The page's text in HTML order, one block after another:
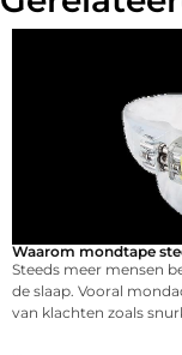
Waarom mondtape
Steeds meer mensen
de slaap. Vooral
van klachten zoals